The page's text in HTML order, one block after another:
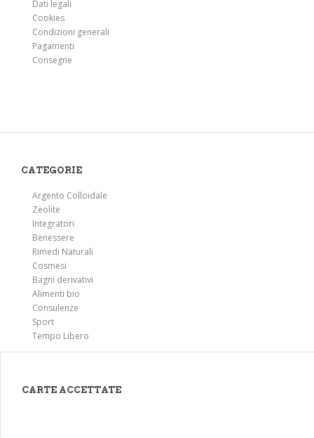
Stitichezza, intestino pigro
Stomaco, acidità gastrite ulcera
Strappi muscolari
Superlavoro e stress
Tiroide - disfunzioni
Tosse
Trigliceridi alti
Udito, sordità
Dati legali
Cookies
Condizioni generali
Pagamenti
Consegne
CATEGORIE
Argento Colloidale
Zeolite
Integratori
Benessere
Rimedi Naturali
Cosmesi
Bagni derivativi
Alimenti bio
Consulenze
Sport
Tempo Libero
CARTE ACCETTATE